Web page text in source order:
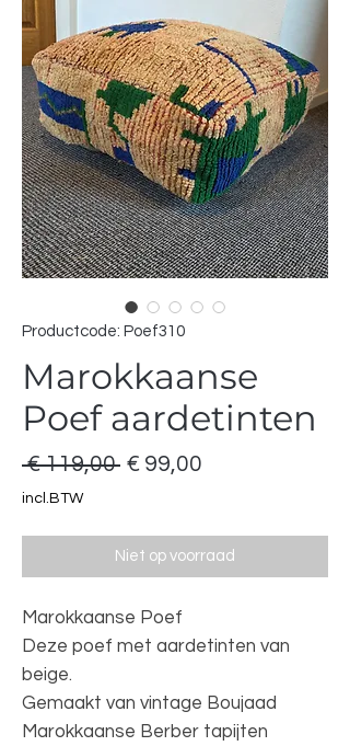
Productcode: Poef310
Marokkaanse
Poef aardetinten
€ 119,00 Normale
€ 99,00
incl.BTW
Niet op voorraad
Marokkaanse Poef
Deze poef met aardetinten van
beige.
Gemaakt van vintage Boujaad
Marokkaanse Berber tapijten